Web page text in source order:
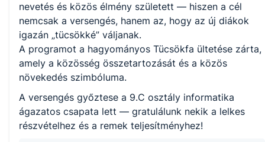
nevetés és közös élmény született — hiszen a cél
nemcsak a versengés, hanem az, hogy az új diákok
igazán „tücsökké” váljanak.
A programot a hagyományos Tücsökfa ültetése zárta,
amely a közösség összetartozását és a közös
növekedés szimbóluma.
A versengés győztese a 9.C osztály informatika
ágazatos csapata lett — gratulálunk nekik a lelkes
részvételhez és a remek teljesítményhez!